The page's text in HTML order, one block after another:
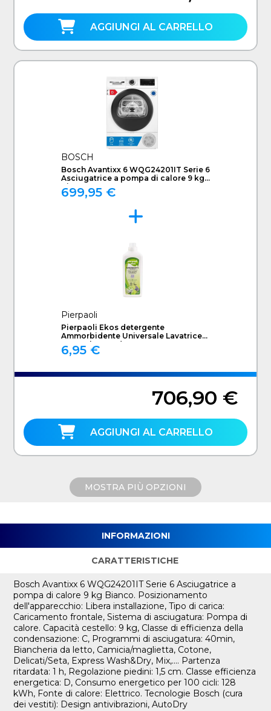
AGGIUNGI AL CARRELLO
BOSCH
Bosch Avantixx 6 WQG24201IT Serie 6
Asciugatrice a pompa di calore 9 kg
Bianco
699,95 €
Pierpaoli
Pierpaoli Ekos detergente
Ammorbidente Universale Lavatrice
1000 ml Lavanda
6,95 €
706,90 €
AGGIUNGI AL CARRELLO
MOSTRA PIÙ OPZIONI
INFORMAZIONI
CARATTERISTICHE
Bosch Avantixx 6 WQG24201IT Serie 6 Asciugatrice a
pompa di calore 9 kg Bianco. Posizionamento
dell'apparecchio: Libera installazione, Tipo di carica:
Caricamento frontale, Sistema di asciugatura: Pompa di
calore. Capacità cestello: 9 kg, Classe di efficienza della
condensazione: C, Programmi di asciugatura: 40min,
Biancheria da letto, Camicia/maglietta, Cotone,
Delicati/Seta, Express Wash&Dry, Mix,.... Partenza
ritardata: 1 h, Regolazione piedini: 1,5 cm. Classe efficienza
energetica: D, Consumo energetico per 100 cicli: 128
kWh, Fonte di calore: Elettrico. Tecnologie Bosch (cura
dei vestiti): Design antivibrazioni, AutoDry